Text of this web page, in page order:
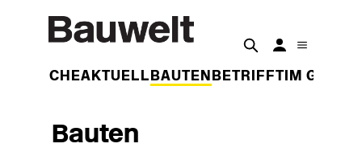
WOCHEAKTUELL BAUTEN BETRIFFT IM
Bauten